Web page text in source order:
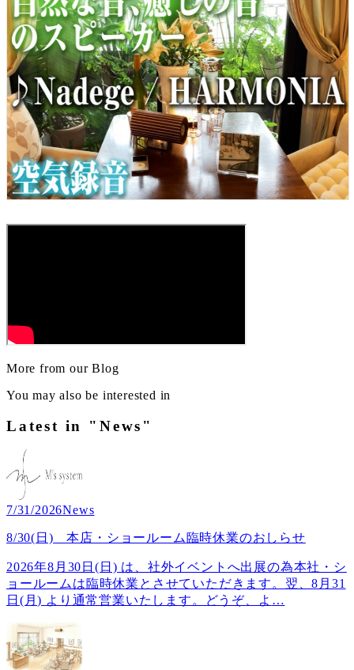
More from our Blog
You may also be interested in
Latest in "News"
7/31/2026News
8/30(日) 本店・ショールーム臨時休業のおしらせ
2026年8月30日(日) は、社外イベントへ出展の為本社・シ
ョールームは臨時休業とさせていただきます。翌、8月31
日(月) より通常営業いたします。どうぞ、よ …